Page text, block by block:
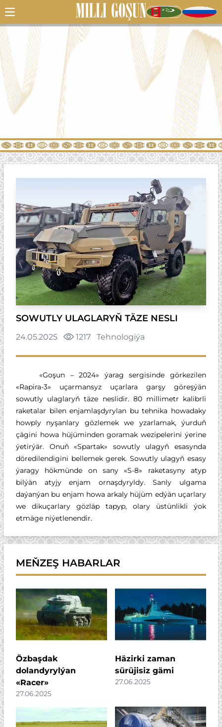
SOWUTLY ULAGLARYŇ TÄZE NESLI
24.05.2025 1217 Tehnologiýa
«Goşun – 2024» ýarag sergisinde görkezilen
«Rapira-3» uçarmansyz uçarlara garşy göreşýän
sowutly ulaglaryň täze neslidir. 80 millimetr kalibrli
raketalar bilen enjamlaşdyrylan bu tehnika howadaky
howply nyşanlary gözlemek we yzarlamak, ýurduň
çägini howa hüjüminden goramak wezipelerini ýerine
ýetirýär. Onuň «Spartak» sowutly ulagyň esasynda
döredilendigini bellemek gerek. Sowutly ulagyň esasy
ýaragy hökmünde on sany «S-8» raketasyny atyp
bilýän atyjy enjam ornaşdyryldy. Sanly ulgama
daýanýan bu enjam howa arkaly hüjüm edýän uçarlary
we dikuçarlary gözläp tapyp, olary üstünlikli ýok
etmäge niýetlenendir.
MEŇZEŞ HABARLAR
Özbaşdak
dolandyrylýan
«Racer»
27.06.2025
Häzirki zaman
sürüjisiz gämi
27.06.2025